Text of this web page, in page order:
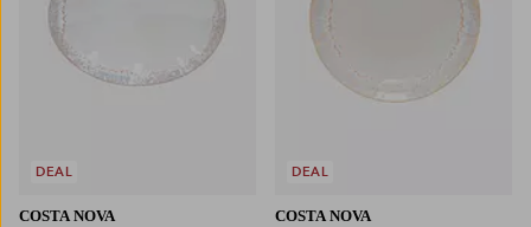
COSTA NOVA
DEAL
COSTA NOVA
DEAL